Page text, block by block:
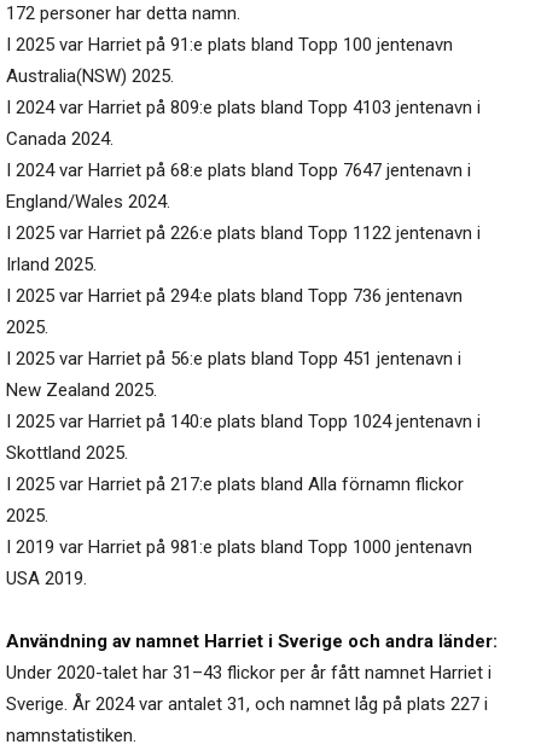
172 personer har detta namn.
I 2025 var Harriet på 91:e plats bland Topp 100 jentenavn
Australia(NSW) 2025.
I 2024 var Harriet på 809:e plats bland Topp 4103 jentenavn i
Canada 2024.
I 2024 var Harriet på 68:e plats bland Topp 7647 jentenavn i
England/Wales 2024.
I 2025 var Harriet på 226:e plats bland Topp 1122 jentenavn i
Irland 2025.
I 2025 var Harriet på 294:e plats bland Topp 736 jentenavn
2025.
I 2025 var Harriet på 56:e plats bland Topp 451 jentenavn i
New Zealand 2025.
I 2025 var Harriet på 140:e plats bland Topp 1024 jentenavn i
Skottland 2025.
I 2025 var Harriet på 217:e plats bland Alla förnamn flickor
2025.
I 2019 var Harriet på 981:e plats bland Topp 1000 jentenavn
USA 2019.
Användning av namnet Harriet i Sverige och andra länder:
Under 2020-talet har 31–43 flickor per år fått namnet Harriet i
Sverige. År 2024 var antalet 31, och namnet låg på plats 227 i
namnstatistiken.